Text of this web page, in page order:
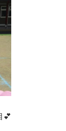
💕